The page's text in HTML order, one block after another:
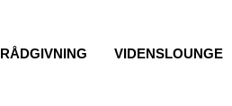
RÅDGIVNING VIDENSLOUNGE